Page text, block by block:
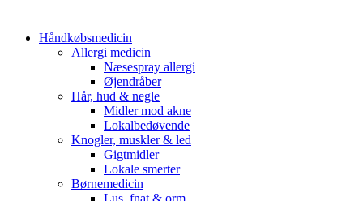
Håndkøbsmedicin
Allergi medicin
Næsespray allergi
Øjendråber
Hår, hud & negle
Midler mod akne
Lokalbedøvende
Knogler, muskler & led
Gigtmidler
Lokale smerter
Børnemedicin
Lus, fnat & orm